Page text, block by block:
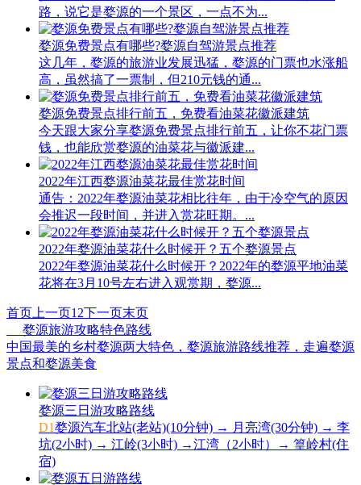
路，说它是婺源的一个景区，一点不为...
婺源免费景点有哪些?婺源自驾游景点推荐
这几年，婺源的旅游业发展迅猛，婺源的门票也水涨船
高，虽然搞了一票制，但210元钱的通...
婺源免费景点排行前五，免费看油菜花徽派建筑
今天跟大家分享婺源免费景点排行前五，让你不花门票
钱，也能欣赏婺源的油菜花与徽派建...
2022年江西婺源油菜花最佳赏花时间
通告：2022年婺源油菜花相比往年，由于冷空气的原因
会推迟一段时间，并进入赏花旺期。...
2022年婺源油菜花什么时候开？五个婺源景点
2022年婺源油菜花什么时候开？2022年的婺源平地油菜
花将在3月10号左右进入观赏期，婺源...
首页 上一页1 2下一页末页
婺源旅游攻略特色路线
中国最美的乡村婺源两大特色，婺源旅游路线推荐，走遍婺源
景点和婺源美食
婺源三日游攻略路线
D1婺源汽车北站(老站)(10分钟) → 月亮湾(30分钟) → 李
坑(2小时) → 江岭(3小时) →江湾（2小时）→ 篁岭村(住
宿)